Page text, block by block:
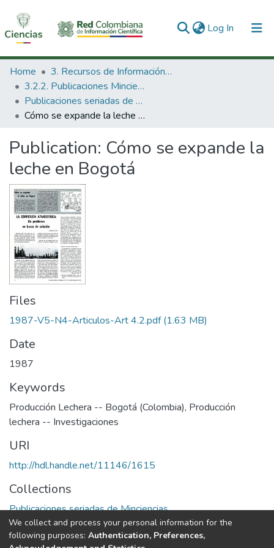
Log In (current)
Communities & Collections
All of DSpace
Statistics
Home
3. Recursos de Información Científica y Tecnológica
3.2.2. Publicaciones Minciencias
Publicaciones seriadas de Minciencias
Cómo se expande la leche en Bogotá
Publication: Cómo se expande la
leche en Bogotá
Files
1987-V5-N4-Articulos-Art 4.2.pdf(1.63 MB)
Date
1987
Keywords
Producción Lechera -- Bogotá (Colombia), Producción
lechera -- Investigaciones
URI
http://hdl.handle.net/11146/1615
Collections
Publicaciones seriadas de Minciencias
Full item page
We collect and process your personal information for the
following purposes: Authentication, Preferences,